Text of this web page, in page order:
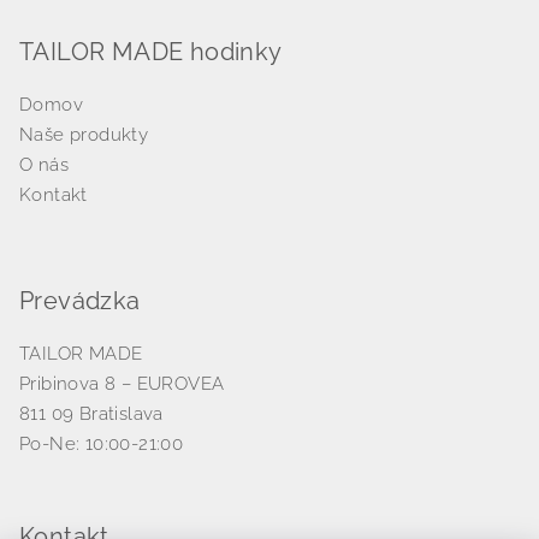
TAILOR MADE hodinky
Domov
Naše produkty
O nás
Kontakt
Prevádzka
TAILOR MADE
Pribinova 8 – EUROVEA
811 09 Bratislava
Po-Ne: 10:00-21:00